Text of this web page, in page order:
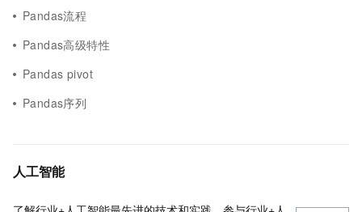
Pandas流程
Pandas高级特性
Pandas pivot
Pandas序列
人工智能